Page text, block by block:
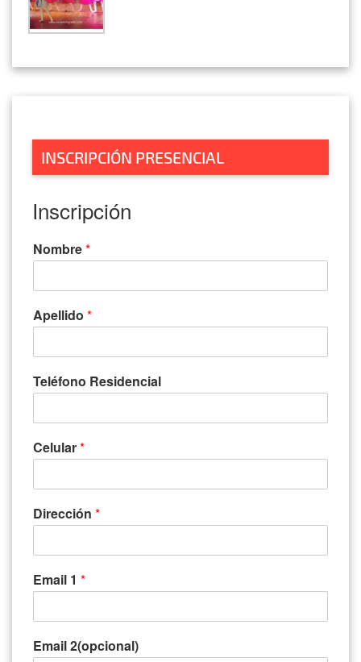
INSCRIPCIÓN PRESENCIAL
Inscripción
Nombre*
Apellido *
Teléfono Residencial
Celular*
Dirección *
Email 1 *
Email 2(opcional)